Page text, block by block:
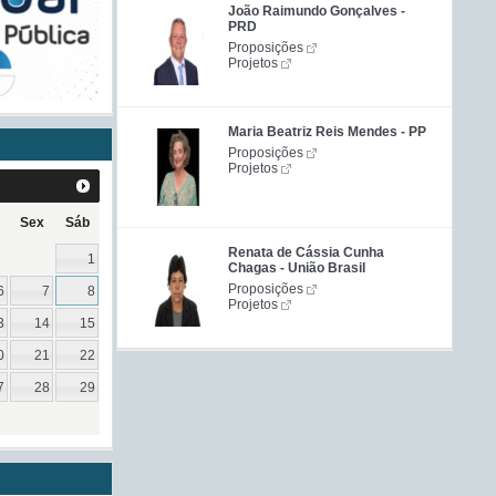
João Raimundo Gonçalves -
PRD
Proposições
Projetos
Maria Beatriz Reis Mendes - PP
Proposições
Projetos
Renata de Cássia Cunha
Chagas - União Brasil
Proposições
Projetos
Sex Sáb
1
7 8
14 15
21 22
28 29